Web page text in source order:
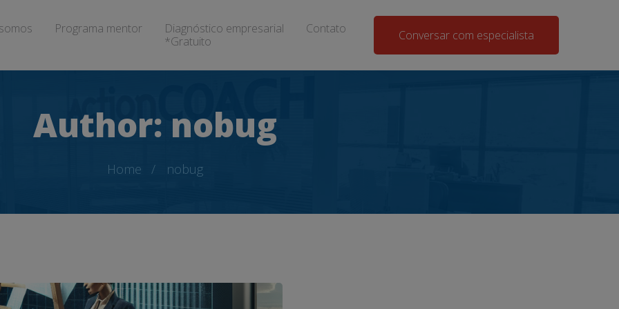
Programa mentor
Diagnóstico empresarial
*Gratuito
Contato Conversar com especialista
Author: nobug
Home nobug